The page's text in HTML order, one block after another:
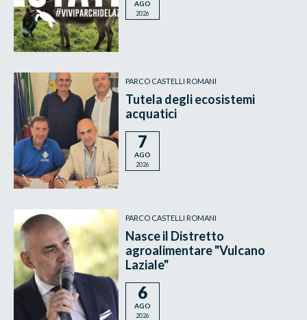
AGO
2026
PARCO CASTELLI ROMANI
Tutela degli ecosistemi
acquatici
7
AGO
2026
PARCO CASTELLI ROMANI
Nasce il Distretto
agroalimentare "Vulcano
Laziale"
6
AGO
2026